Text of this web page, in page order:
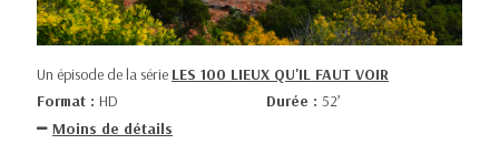
Un épisode de la série LES 100 LIEUX QU'IL FAUT VOIR
Format : HD Durée : 52’
Moins de détails